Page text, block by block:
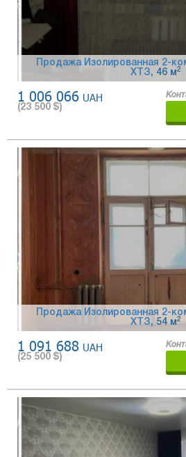
Продажа Изолированная 2-
ХТЗ, 46 м 2
1 006 066 UAH
(23 500 $)
Продажа Изолированная 2-
ХТЗ, 54 м2
1 091 688 UAH
(25 500 $)